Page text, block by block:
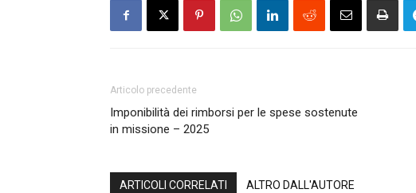
Articolo precedente
Imponibilità dei rimborsi per le spese sostenute
in missione – 2025
ARTICOLI CORRELATI ALTRO DALL'AUTORE